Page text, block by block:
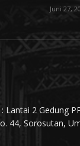
Juni 27,
Lantai 2 Gedung
44, Sorosutan,